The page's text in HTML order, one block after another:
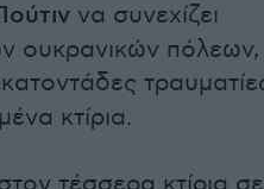
να συνεχίζει
ουκρανικών πόλεων,
κτίρια.